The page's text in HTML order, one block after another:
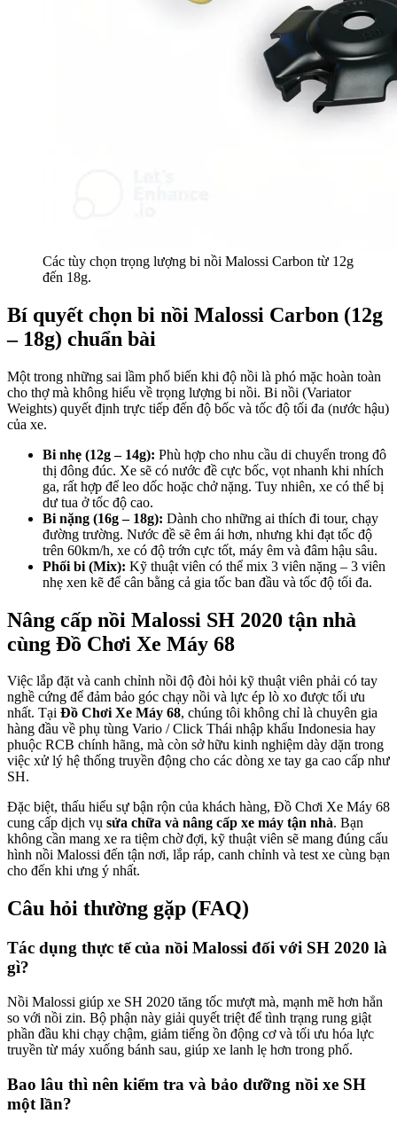
Các tùy chọn trọng lượng bi nồi Malossi Carbon từ 12g
đến 18g.
Bí quyết chọn bi nồi Malossi Carbon (12g
– 18g) chuẩn bài
Một trong những sai lầm phổ biến khi độ nồi là phó mặc hoàn toàn
cho thợ mà không hiểu về trọng lượng bi nồi. Bi nồi (Variator
Weights) quyết định trực tiếp đến độ bốc và tốc độ tối đa (nước hậu)
của xe.
Bi nhẹ (12g – 14g): Phù hợp cho nhu cầu di chuyển trong đô
thị đông đúc. Xe sẽ có nước đề cực bốc, vọt nhanh khi nhích
ga, rất hợp để leo dốc hoặc chở nặng. Tuy nhiên, xe có thể bị
dư tua ở tốc độ cao.
Bi nặng (16g – 18g): Dành cho những ai thích đi tour, chạy
đường trường. Nước đề sẽ êm ái hơn, nhưng khi đạt tốc độ
trên 60km/h, xe có độ trớn cực tốt, máy êm và đâm hậu sâu.
Phối bi (Mix): Kỹ thuật viên có thể mix 3 viên nặng – 3 viên
nhẹ xen kẽ để cân bằng cả gia tốc ban đầu và tốc độ tối đa.
Nâng cấp nồi Malossi SH 2020 tận nhà
cùng Đồ Chơi Xe Máy 68
Việc lắp đặt và canh chỉnh nồi độ đòi hỏi kỹ thuật viên phải có tay
nghề cứng để đảm bảo góc chạy nồi và lực ép lò xo được tối ưu
nhất. Tại Đồ Chơi Xe Máy 68, chúng tôi không chỉ là chuyên gia
hàng đầu về phụ tùng Vario / Click Thái nhập khẩu Indonesia hay
phuộc RCB chính hãng, mà còn sở hữu kinh nghiệm dày dặn trong
việc xử lý hệ thống truyền động cho các dòng xe tay ga cao cấp như
SH.
Đặc biệt, thấu hiểu sự bận rộn của khách hàng, Đồ Chơi Xe Máy 68
cung cấp dịch vụ sửa chữa và nâng cấp xe máy tận nhà. Bạn
không cần mang xe ra tiệm chờ đợi, kỹ thuật viên sẽ mang đúng cấu
hình nồi Malossi đến tận nơi, lắp ráp, canh chỉnh và test xe cùng bạn
cho đến khi ưng ý nhất.
Câu hỏi thường gặp (FAQ)
Tác dụng thực tế của nồi Malossi đối với SH 2020 là
gì?
Nồi Malossi giúp xe SH 2020 tăng tốc mượt mà, mạnh mẽ hơn hẳn
so với nồi zin. Bộ phận này giải quyết triệt để tình trạng rung giật
phần đầu khi chạy chậm, giảm tiếng ồn động cơ và tối ưu hóa lực
truyền từ máy xuống bánh sau, giúp xe lanh lẹ hơn trong phố.
Bao lâu thì nên kiểm tra và bảo dưỡng nồi xe SH
một lần?